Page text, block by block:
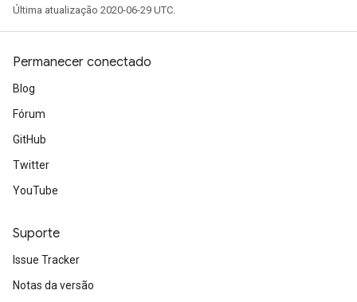
Última atualização 2020-06-29 UTC.
Permanecer conectado
Blog
Fórum
GitHub
Twitter
YouTube
Suporte
Issue Tracker
Notas da versão